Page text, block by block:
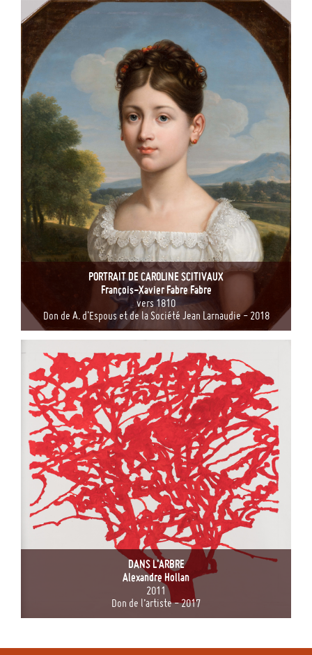
PORTRAIT DE CAROLINE SCITIVAUX
François-Xavier Fabre Fabre
vers 1810
Don de A. d'Espous et de la Société Jean Larnaudie - 2018
DANS L’ARBRE
Alexandre Hollan
2011
Don de l’artiste - 2017